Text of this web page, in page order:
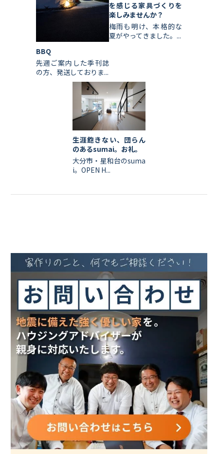
BBQ
先週ご案内した季刊誌
の方、発送しておりま...
を感じる家具づくりを
楽しみませんか？
梅雨も明け、本格的な
夏がやってきました。...
生涯飽きない、団らん
のあるsumai。お礼。
大分市・星和台のsuma
i。OPEN H...